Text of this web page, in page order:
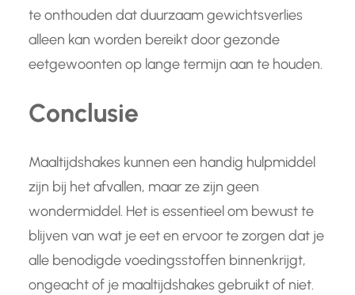
te onthouden dat duurzaam gewichtsverlies
alleen kan worden bereikt door gezonde
eetgewoonten op lange termijn aan te houden.
Conclusie
Maaltijdshakes kunnen een handig hulpmiddel
zijn bij het afvallen, maar ze zijn geen
wondermiddel. Het is essentieel om bewust te
blijven van wat je eet en ervoor te zorgen dat je
alle benodigde voedingsstoffen binnenkrijgt,
ongeacht of je maaltijdshakes gebruikt of niet.